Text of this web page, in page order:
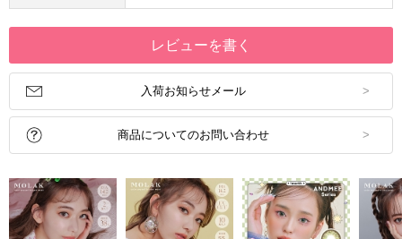
レビューを書く
入荷お知らせメール
商品についてのお問い合わせ